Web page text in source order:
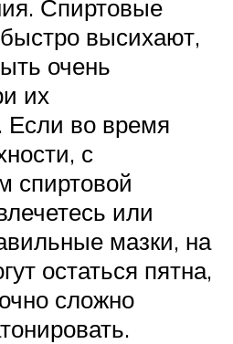
Спиртовые
высихают,
очень
их
Если во время
с
спиртовой
или
мазки, на
остаться пятна,
сложно